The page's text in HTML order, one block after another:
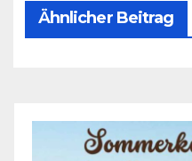
Ähnlicher Beitrag